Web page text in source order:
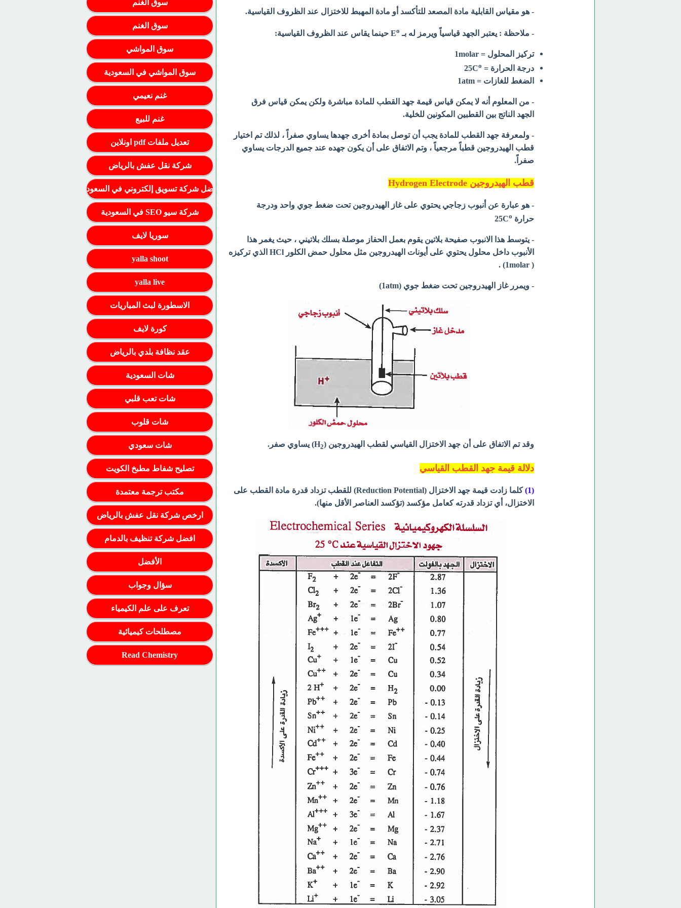
- هو مقياس القابلية مادة المصعد للتأكسد أو مادة المهبط للاختزال عند الظروف القياسية.
- ملاحظة : يعتبر الجهد قياسياً ويرمز له بـ E o حينما يقاس عند الظروف القياسية:
تركيز المحلول = 1molar
درجة الحرارة = 25C o
الضغط للغازات = 1atm
- من المعلوم أنه لا يمكن قياس قيمة جهد القطب للمادة مباشرة ولكن يمكن قياس فرق
الجهد الناتج بين القطبين المكونين للخلية.
- ولمعرفة جهد القطب للمادة يجب أن توصل بمادة أخرى جهدها يساوي صفراً ، لذلك تم اختيار
قطب الهيدروجين قطباً مرجعياً ، وتم الاتفاق على أن يكون جهده عند جميع الدرجات يساوي
صفراً.
قطب الهيدروجين Hydrogen Electrode
- هو عبارة عن أنبوب زجاجي يحتوي على غاز الهيدروجين تحت ضغط جوي واحد ودرجة
حرارة 25C o
- يتوسط هذا الانبوب صفيحة بلاتين يقوم بعمل الحفاز موصلة بسلك بلاتيني ، حيث يغمر هذا
الأنبوب داخل محلول يحتوي على أيونات الهيدروجين مثل محلول حمض الكلور HCl الذي تركيزه
( 1molar) .
- ويمرر غاز الهيدروجين تحت ضغط جوي (1atm)
وقد تم الاتفاق على أن جهد الاختزال القياسي لقطب الهيدروجين (H2 ) يساوي صفر.
دلالة قيمة جهد القطب القياسي
(1)
كلما زادت قيمة جهد الاختزال (Reduction Potential) للقطب تزداد قدرة مادة القطب على
الاختزال، أي تزداد قدرته كعامل مؤكسد (تؤكسد العناصر الأقل منها).
سوق الغنم
سوق الغنم
سوق المواشي
سوق المواشي في السعودية
غنم نعيمي
غنم للبيع
تعديل ملفات pdf اونلاين
شركة نقل عفش بالرياض
أفضل شركة تسويق إلكتروني في السعودية
شركة سيو SEO في السعودية
سوريا لايف
yalla shoot
yalla live
الاسطورة لبث المباريات
كورة لايف
عقد نظافة بلدي بالرياض
شات السعودية
شات تعب قلبي
شات قلوب
شات سعودي
تصليح شفاط مطبخ الكويت
مكتب ترجمة معتمدة
ارخص شركة نقل عفش بالرياض
افضل شركة تنظيف بالدمام
الأفضل
سؤال وجواب
تعرف على علم الكيمياء
مصطلحات كيميائية
Read Chemistry